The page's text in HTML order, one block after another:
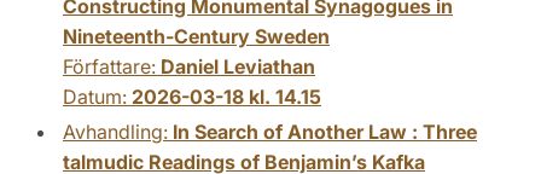
Constructing Monumental Synagogues in
Nineteenth-Century Sweden
Författare: Daniel Leviathan
Datum: 2026-03-18 kl. 14.15
Avhandling: In Search of Another Law : Three
talmudic Readings of Benjamin’s Kafka